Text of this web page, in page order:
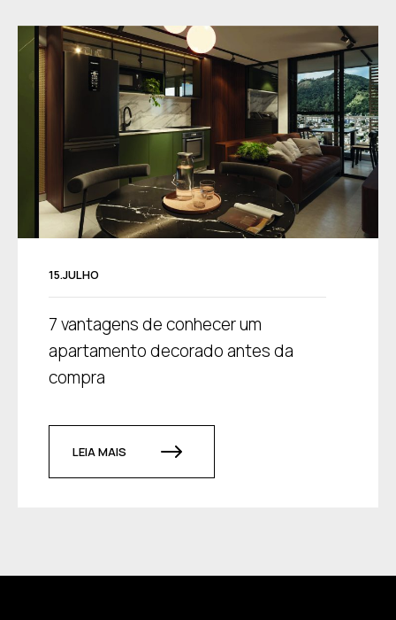
15.JULHO
7 vantagens de conhecer um
apartamento decorado antes da
compra
LEIA MAIS